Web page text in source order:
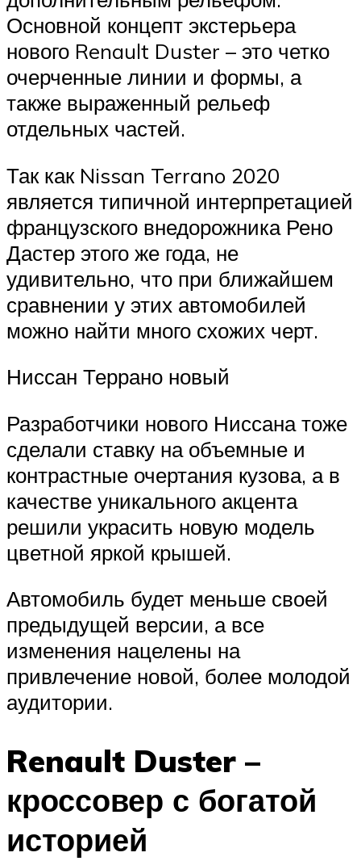
Основной концепт экстерьера
нового Renault Duster – это четко
очерченные линии и формы, а
также выраженный рельеф
отдельных частей.
Так как Nissan Terrano 2020
является типичной интерпретацией
французского внедорожника Рено
Дастер этого же года, не
удивительно, что при ближайшем
сравнении у этих автомобилей
можно найти много схожих черт.
Ниссан Террано новый
Разработчики нового Ниссана тоже
сделали ставку на объемные и
контрастные очертания кузова, а в
качестве уникального акцента
решили украсить новую модель
цветной яркой крышей.
Автомобиль будет меньше своей
предыдущей версии, а все
изменения нацелены на
привлечение новой, более молодой
аудитории.
Renault Duster –
кроссовер с богатой
историей